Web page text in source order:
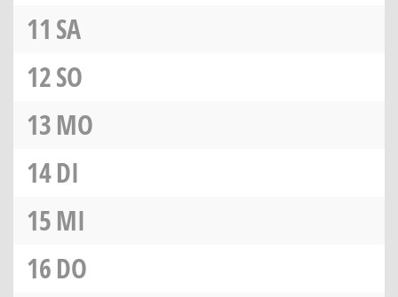
11 SA
12SO
13MO
14DI
15MI
16DO